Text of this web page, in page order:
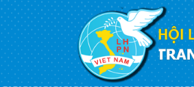
Skip to Content